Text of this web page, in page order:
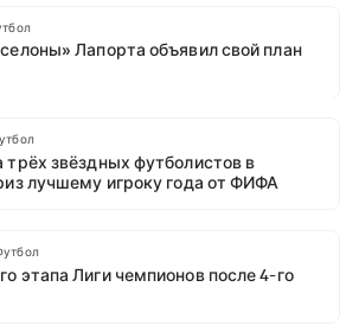
Лапорта объявил свой план
звёздных футболистов в
лучшему игроку года от ФИФА
этапа Лиги чемпионов после 4-го